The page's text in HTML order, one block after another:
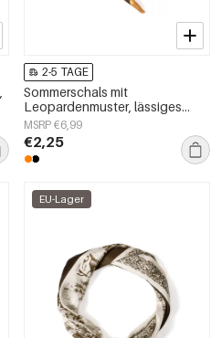
2-5 TAGE
Sommerschals mit
Leopardenmuster, lässiges
Polyester, Alltagsaccessoires
MSRP €6,99
€2,25
EU-Lager